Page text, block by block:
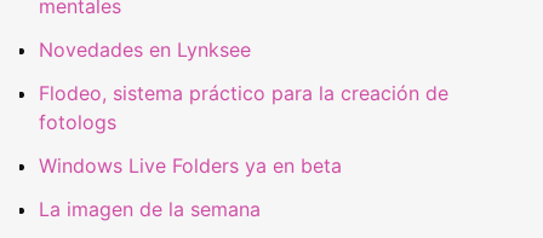
mentales
Novedades en Lynksee
Flodeo, sistema práctico para la creación de
fotologs
Windows Live Folders ya en beta
La imagen de la semana